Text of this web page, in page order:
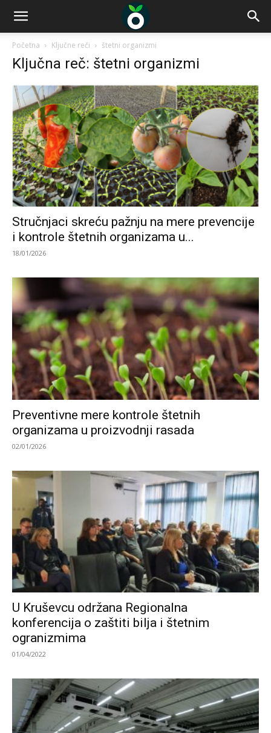
Početna Ključne reči štetni organizmi
Ključna reč: štetni organizmi
Stručnjaci skreću pažnju na mere prevencije
i kontrole štetnih organizama u...
18/01/2026
Preventivne mere kontrole štetnih
organizama u proizvodnji rasada
02/01/2026
U Kruševcu održana Regionalna
konferencija o zaštiti bilja i štetnim
ogranizmima
01/04/2022